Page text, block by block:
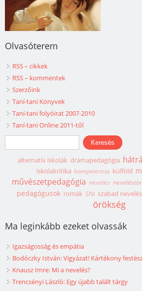
Olvasóterem
RSS – cikkek
RSS – kommentek
Szerzőink
Taní-tani Könyvek
Taní-tani folyóirat 2007-2010
Taní-tani Online 2011-től
Keresés űrlap
Keresés
alternatív iskolák drámapedagógia
iskolakritika kompetencia külföld
művészetpedagógia nevelés
pedagógusok romák SNI szabad nevelés
örökség
Ma leginkább ezeket olvassák
Igazságosság és empátia
Bodóczky István: Vigyázat! Kártékony
Knausz Imre: Mi a nevelés?
Trencsényi László: Egy újabb talált tárgy